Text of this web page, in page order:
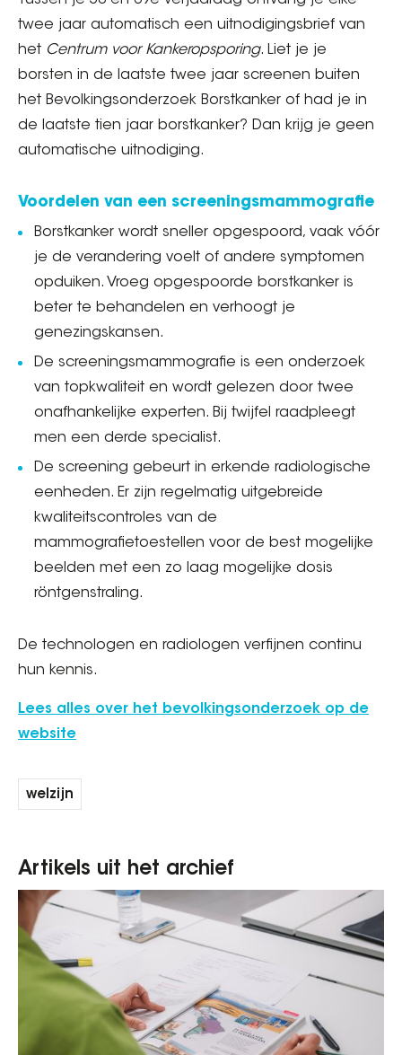
twee jaar automatisch een uitnodigingsbrief van
het Centrum voor Kankeropsporing. Liet je je
borsten in de laatste twee jaar screenen buiten
het Bevolkingsonderzoek Borstkanker of had je in
de laatste tien jaar borstkanker? Dan krijg je geen
automatische uitnodiging.
Voordelen van een screeningsmammografie
Borstkanker wordt sneller opgespoord, vaak vóór
je de verandering voelt of andere symptomen
opduiken. Vroeg opgespoorde borstkanker is
beter te behandelen en verhoogt je
genezingskansen.
De screeningsmammografie is een onderzoek
van topkwaliteit en wordt gelezen door twee
onafhankelijke experten. Bij twijfel raadpleegt
men een derde specialist.
De screening gebeurt in erkende radiologische
eenheden. Er zijn regelmatig uitgebreide
kwaliteitscontroles van de
mammografietoestellen voor de best mogelijke
beelden met een zo laag mogelijke dosis
röntgenstraling.
De technologen en radiologen verfijnen continu
hun kennis.
Lees alles over het bevolkingsonderzoek op de
website
welzijn
Artikels uit het archief